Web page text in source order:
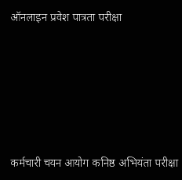
ऑनलाइन प्रवेश पात्रता परीक्षा
कर्मचारी चयन आयोग कनिष्ठ अभियंता परीक्षा